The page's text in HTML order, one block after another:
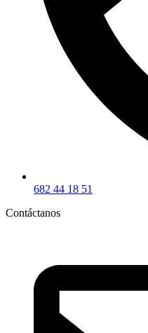
682 44 18 51
Contáctanos